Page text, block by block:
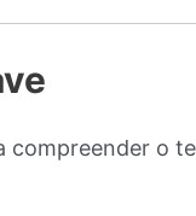
compreender o